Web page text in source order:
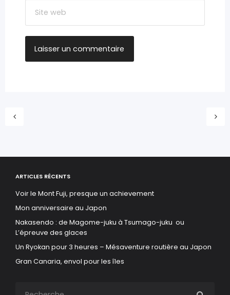
ARTICLES RÉCENTS
Voir le Mont Fuji, presque un achievement
Mon anniversaire au Japon
Nakasendo : de Magome-juku à Tsumago-juku ou
L’épreuve des glaces
Un Ryokan pour 3 heures – Mésaventure routière au Japon
Gran Canaria, envol pour les îles